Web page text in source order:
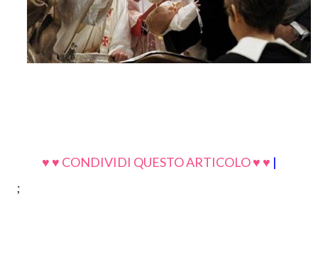
♥ ♥ CONDIVIDI QUESTO ARTICOLO ♥ ♥ |
;